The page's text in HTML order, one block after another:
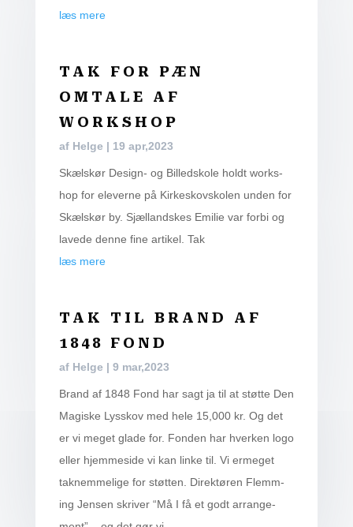
læs mere
TAK FOR PÆN
OMTALE AF
WORKSHOP
af Helge | 19 apr,2023
Skæls­kør Design- og Bil­ledsko­le holdt wor­ks­
hop for ele­ver­ne på Kir­ke­sko­vsko­len unden for
Skæls­kør by. Sjæl­land­skes Emi­lie var for­bi og
lave­de den­ne fine arti­kel. Tak
læs mere
TAK TIL BRAND AF
1848 FOND
af Helge | 9 mar,2023
Brand af 1848 Fond har sagt ja til at støt­te Den
Magi­ske Lys­skov med hele 15,000 kr. Og det
er vi meget gla­de for. Fon­den har hver­ken logo
eller hjem­mesi­de vi kan lin­ke til. Vi erme­get
tak­nem­me­li­ge for støt­ten. Direk­tø­ren Flem­m­
ing Jen­sen skri­ver “Må I få et godt arran­ge­